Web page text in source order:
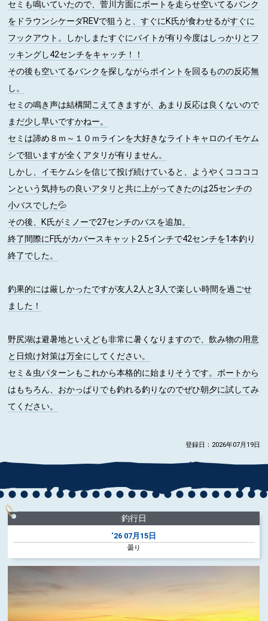
セミも鳴いていたので、菅川方面にボートを走らせ空いてるバンク
をドラウンシケーダREVで狙うと、すぐにK氏が食わせるがすぐに
フックアウト。しかしまたすぐにバイトが有り今度はしっかりとフ
ッキングし42センチをキャッチ！！
その後も空いてるバンクを探しながらポイントを回るものの反応無
し。
セミの鳴き声は結構聞こえてきますが、あまり反応は良くないので
まだ少し早いですかねー。
セミは諦め８ｍ～１０ｍラインを大好きなライトキャロのイモケム
シで狙いますが全くアタリが有りません。
しかし、イモケムシを信じて投げ続けていると、ようやくココココ
ンという気持ちの良いアタリと共に上がってきたのは25センチの
小バスでした💦
その後、K氏がミノーで27センチのバスを追加。
終了間際にF氏がカバースキャット2.5インチで42センチを1本釣り
終了でした。
釣果的には厳しかったですが友人2人と3人で楽しい時間を過ごせ
ました！
野尻湖は避暑地といえども非常に暑くなりますので、飲み物の用意
と日焼け対策は万全にしてください。
セミ＆虫パターンもこれから本格的に始まりそうです。ボートから
はもちろん、おかっぱりでも釣れる釣りなのでぜひ朝夕に試してみ
てください。
登録日：2026年07月19日
釣行日
‘26 07月15日
曇り